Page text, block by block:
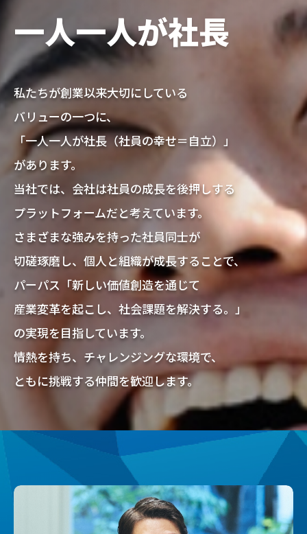
一人一人が社長
私たちが創業以来大切にしている
バリューの一つに、
「一人一人が社長（社員の幸せ＝自立）」
があります。
当社では、会社は社員の成長を後押しする
プラットフォームだと考えています。
さまざまな強みを持った社員同士が
切磋琢磨し、個人と組織が成長することで、
パーパス「新しい価値創造を通じて
産業変革を起こし、社会課題を解決する。」
の実現を目指しています。
情熱を持ち、チャレンジングな環境で、
ともに挑戦する仲間を歓迎します。